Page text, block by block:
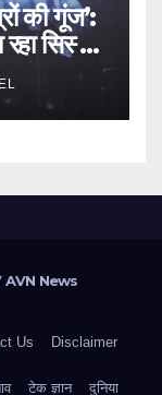
की गूंज’:
सिस्टम,
AVN News
Us Disclaimer
टेक ज्ञान दुनिया